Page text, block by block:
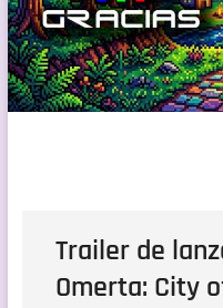
Trailer de
Omerta: City